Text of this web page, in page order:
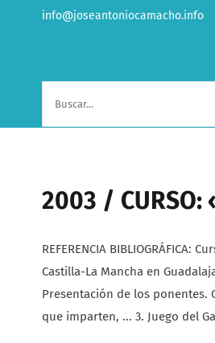
info@joseantoniocamacho.info
2003 /
REFERENCIA BIBLIOGRÁFICA:
Castilla-La Mancha en
Presentación de los ponentes.
que imparten, ... 3. Juego del